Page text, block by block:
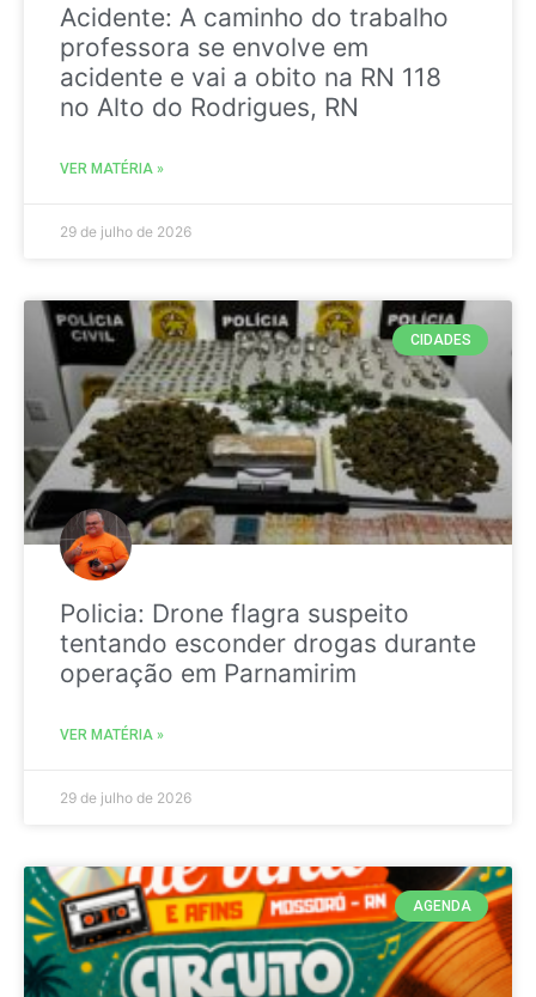
Acidente: A caminho do trabalho
professora se envolve em
acidente e vai a obito na RN 118
no Alto do Rodrigues, RN
VER MATÉRIA »
29 de julho de 2026
CIDADES
Policia: Drone flagra suspeito
tentando esconder drogas durante
operação em Parnamirim
VER MATÉRIA »
29 de julho de 2026
AGENDA